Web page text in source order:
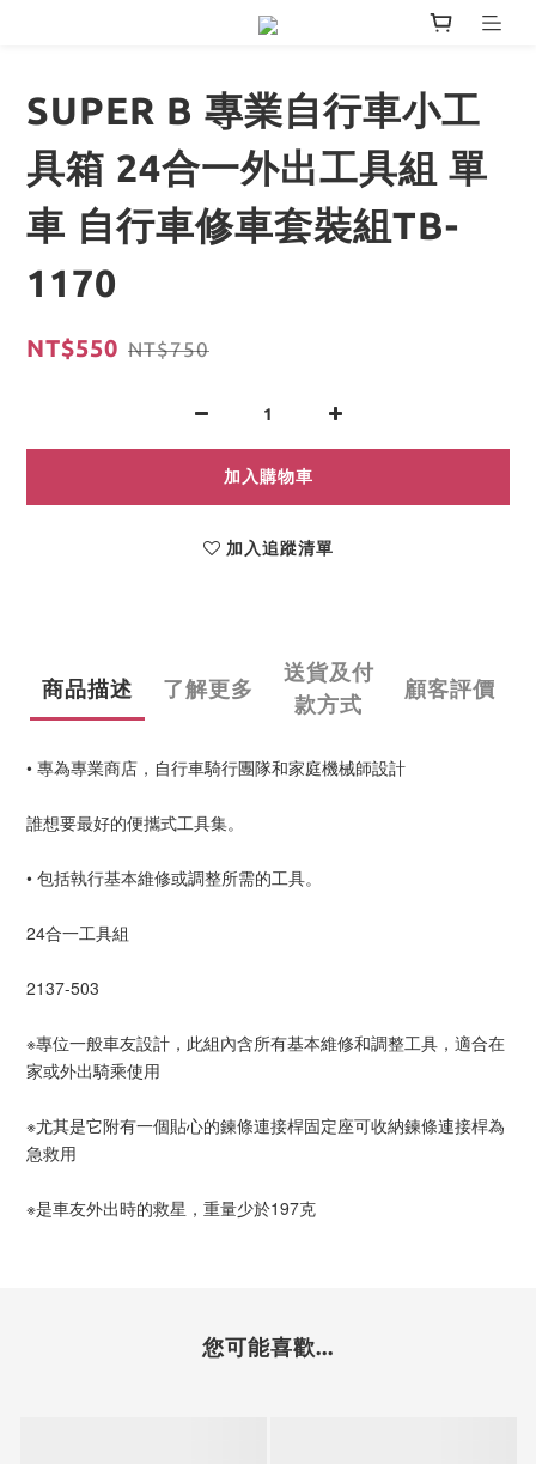
SUPER B 專業自行車小工
具箱 24合一外出工具組 單
車 自行車修車套裝組TB-
1170
NT$550 NT$750
加入購物車
加入追蹤清單
商品描述 了解更多
送貨及付
款方式
顧客評價
• 專為專業商店，自行車騎行團隊和家庭機械師設計
誰想要最好的便攜式工具集。
• 包括執行基本維修或調整所需的工具。
24合一工具組
2137-503
※專位一般車友設計，此組內含所有基本維修和調整工具，適合在
家或外出騎乘使用
※尤其是它附有一個貼心的鍊條連接桿固定座可收納鍊條連接桿為
急救用
※是車友外出時的救星，重量少於197克
您可能喜歡...